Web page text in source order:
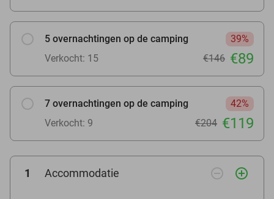
5 overnachtingen op de camping
39%
Verkocht: 15
€146 €89
7 overnachtingen op de camping
42%
Verkocht: 9
€204 €119
1 Accommodatie remove_circle_outline add_circle_outline